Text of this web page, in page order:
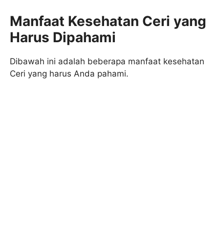
Manfaat Kesehatan Ceri yang
Harus Dipahami
Dibawah ini adalah beberapa manfaat kesehatan
Ceri yang harus Anda pahami.